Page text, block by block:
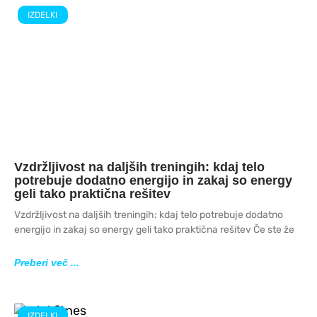
IZDELKI
Vzdržljivost na daljših treningih: kdaj telo
potrebuje dodatno energijo in zakaj so energy
geli tako praktična rešitev
Vzdržljivost na daljših treningih: kdaj telo potrebuje dodatno
energijo in zakaj so energy geli tako praktična rešitev Če ste že
Preberi več ...